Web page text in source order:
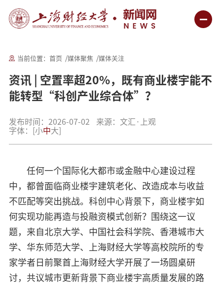
当前位置：首页 媒体聚焦 媒体关注
资讯 | 空置率超20%，既有商业楼宇能不
能转型“科创产业综合体”？
发布时间：2026-07-02
来源：文汇·上观
字体：
小中大
任何一个国际化大都市或金融中心建设过程
中，都曾面临商业楼宇建筑老化、改造成本与收益
不匹配等突出挑战。科创中心背景下，商业楼宇如
何实现功能再造与投融资模式创新？围绕这一议
题，来自北京大学、中国社会科学院、香港城市大
学、华东师范大学、上海财经大学等高校院所的专
家学者日前聚首上海财经大学开展了一场圆桌研
讨，共议城市更新背景下商业楼宇高质量发展的路